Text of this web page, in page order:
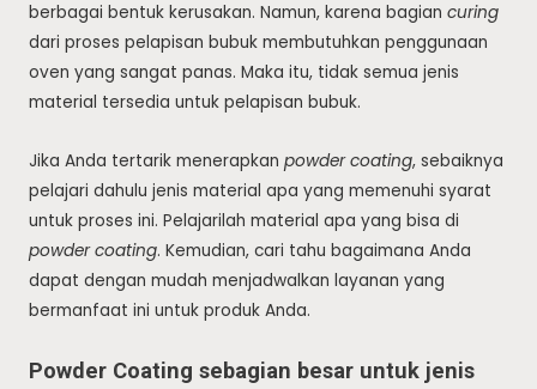
berbagai bentuk kerusakan. Namun, karena bagian curing
dari proses pelapisan bubuk membutuhkan penggunaan
oven yang sangat panas. Maka itu, tidak semua jenis
material tersedia untuk pelapisan bubuk.
Jika Anda tertarik menerapkan powder coating, sebaiknya
pelajari dahulu jenis material apa yang memenuhi syarat
untuk proses ini. Pelajarilah material apa yang bisa di
powder coating. Kemudian, cari tahu bagaimana Anda
dapat dengan mudah menjadwalkan layanan yang
bermanfaat ini untuk produk Anda.
Powder Coating sebagian besar untuk jenis